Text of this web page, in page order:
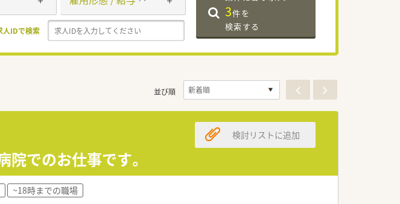
人IDで検索
3件を
検索する
並び順
院でのお仕事です。
検討リストに追加
~18時までの職場